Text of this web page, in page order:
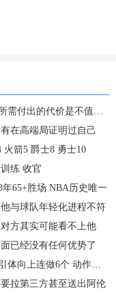
付出的代价是不值得的
在高端局证明过自己
箭5 爵士8 勇士10
练 收官
65+胜场 NBA历史唯一
与球队年轻化进程不符
方其实可能看不上他
已经没有任何优势了
向上连做6个 动作很稳
拉第三方甚至送出阿伦